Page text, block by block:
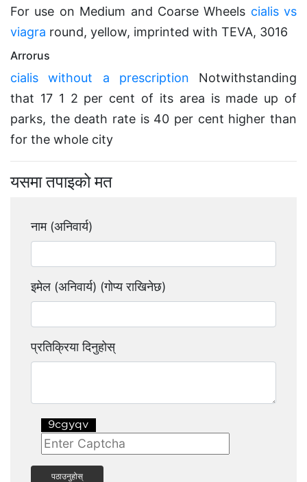
For use on Medium and Coarse Wheels cialis vs
viagra round, yellow, imprinted with TEVA, 3016
Arrorus
cialis without a prescription Notwithstanding
that 17 1 2 per cent of its area is made up of
parks, the death rate is 40 per cent higher than
for the whole city
यसमा तपाइको मत
नाम (अनिवार्य)
इमेल (अनिवार्य) (गोप्य राखिनेछ)
प्रतिक्रिया दिनुहोस्
पठाउनुहोस्